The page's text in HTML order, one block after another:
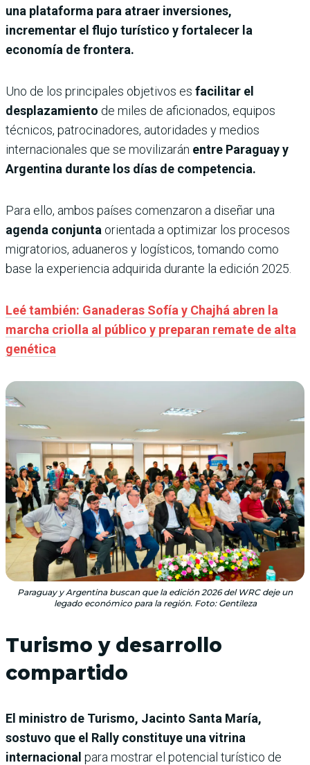
una plataforma para atraer inversiones,
incrementar el flujo turístico y fortalecer la
economía de frontera.
Uno de los principales objetivos es facilitar el
desplazamiento de miles de aficionados, equipos
técnicos, patrocinadores, autoridades y medios
internacionales que se movilizarán entre Paraguay y
Argentina durante los días de competencia.
Para ello, ambos países comenzaron a diseñar una
agenda conjunta orientada a optimizar los procesos
migratorios, aduaneros y logísticos, tomando como
base la experiencia adquirida durante la edición 2025.
Leé también: Ganaderas Sofía y Chajhá abren la
marcha criolla al público y preparan remate de alta
genética
Paraguay y Argentina buscan que la edición 2026 del WRC deje un
legado económico para la región. Foto: Gentileza
Turismo y desarrollo
compartido
El ministro de Turismo, Jacinto Santa María,
sostuvo que el Rally constituye una vitrina
internacional para mostrar el potencial turístico de